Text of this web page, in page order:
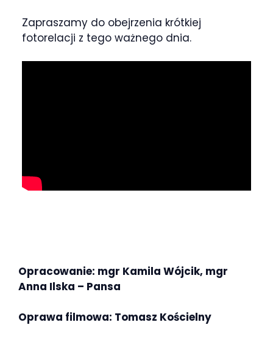
Zapraszamy do obejrzenia krótkiej
fotorelacji z tego ważnego dnia.
Opracowanie: mgr Kamila Wójcik, mgr
Anna Ilska – Pansa
Oprawa filmowa: Tomasz Kościelny